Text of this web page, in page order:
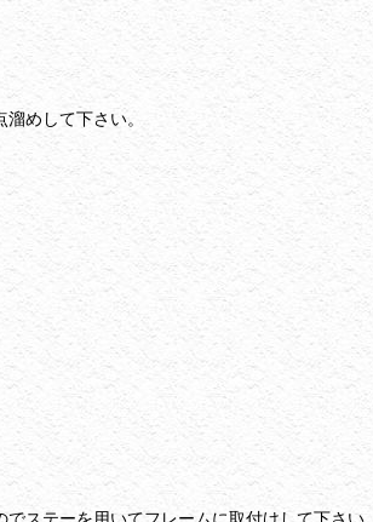
めして下さい。
ステーを用いてフレームに取付けして下さい。